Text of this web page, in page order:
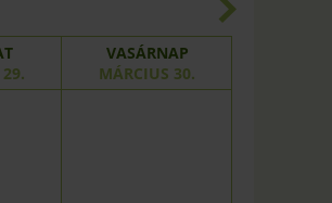
VASÁRNAP
MÁRCIUS 30.